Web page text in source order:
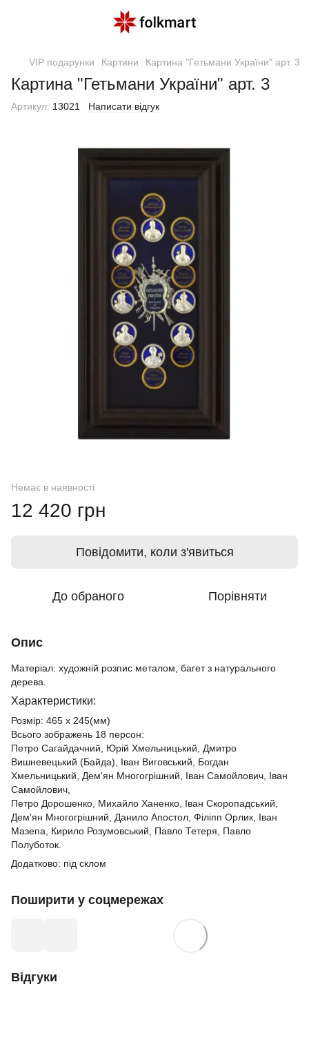
VIP подарунки Картини Картина "Гетьмани України" арт. 3
Картина "Гетьмани України" арт. 3
Артикул: 13021 Написати відгук
Немає в наявності
12 420 грн
Повідомити, коли з'явиться
До обраного Порівняти
Опис
Матеріал: художній розпис металом, багет з натурального
дерева.
Характеристики:
Розмір: 465 х 245(мм)
Всього зображень 18 персон:
Петро Сагайдачний, Юрій Хмельницький, Дмитро
Вишневецький (Байда), Іван Виговський, Богдан
Хмельницький, Дем'ян Многогрішний, Іван Самойлович, Іван
Самойлович,
Петро Дорошенко, Михайло Ханенко, Іван Скоропадський,
Дем'ян Многогрішний, Данило Апостол, Філіпп Орлик, Іван
Мазепа, Кирило Розумовський, Павло Тетеря, Павло
Полуботок.
Додатково: під склом
Поширити у соцмережах
Відгуки